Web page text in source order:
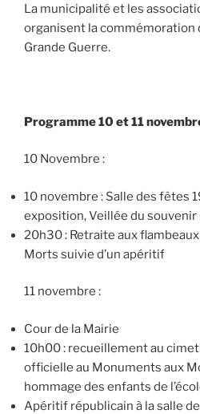
La municipalité et les
organisent la commémoration
Grande Guerre.
Programme 10 et 11
10 Novembre :
10 novembre : Salle des fêtes
exposition, Veillée du souvenir
20h30 : Retraite aux
Morts suivie d’un apéritif
11 novembre :
Cour de la Mairie
10h00 : recueillement au
officielle au Monuments aux
hommage des enfants de
Apéritif républicain à la salle